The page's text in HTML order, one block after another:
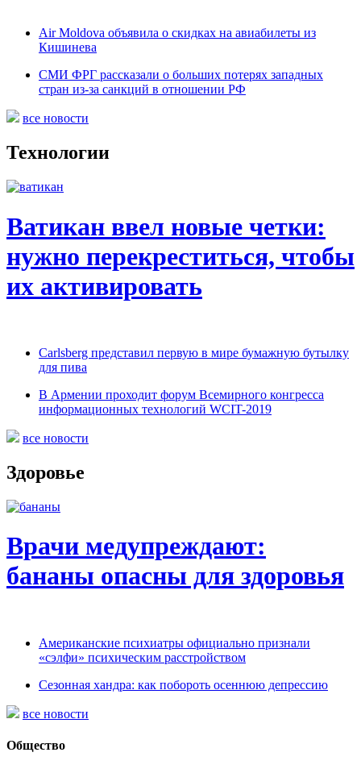
Air Moldova объявила о скидках на авиабилеты из
Кишинева
СМИ ФРГ рассказали о больших потерях западных
стран из-за санкций в отношении РФ
все новости
Технологии
Ватикан ввел новые четки:
нужно перекреститься, чтобы
их активировать
Carlsberg представил первую в мире бумажную бутылку
для пива
В Армении проходит форум Всемирного конгресса
информационных технологий WCIT-2019
все новости
Здоровье
Врачи медупреждают:
бананы опасны для здоровья
Американские психиатры официально признали
«сэлфи» психическим расстройством
Сезонная хандра: как побороть осеннюю депрессию
все новости
Общество